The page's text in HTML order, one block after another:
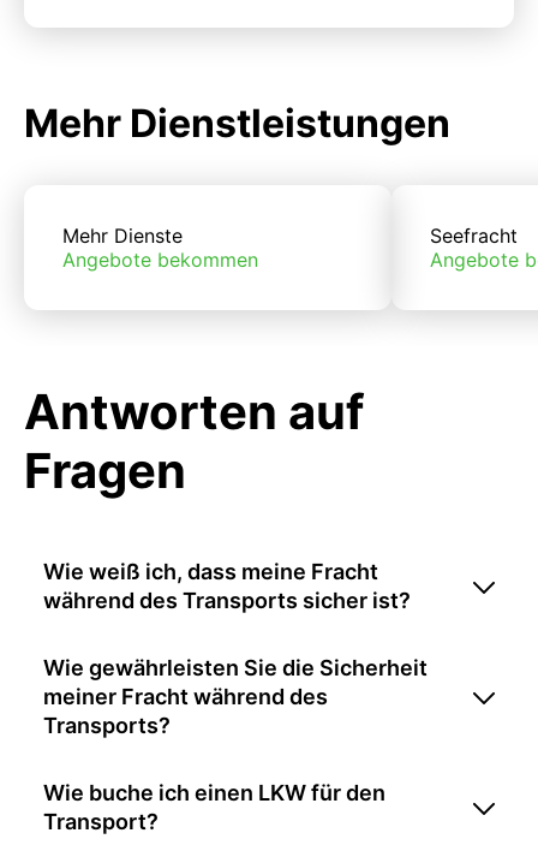
Mehr Dienstleistungen
Mehr Dienste
Angebote bekommen
Seefracht
Angebote
Antworten auf
Fragen
Wie weiß ich, dass meine Fracht
während des Transports sicher ist?
Wie gewährleisten Sie die Sicherheit
meiner Fracht während des
Transports?
Wie buche ich einen LKW für den
Transport?